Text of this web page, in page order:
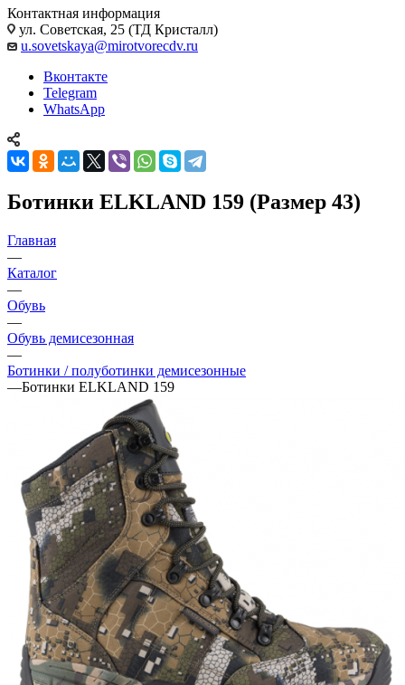
Контактная информация
ул. Советская, 25 (ТД Кристалл)
u.sovetskaya@mirotvorecdv.ru
Вконтакте
Telegram
WhatsApp
Ботинки ELKLAND 159 (Размер 43)
Главная
—
Каталог
—
Обувь
—
Обувь демисезонная
—
Ботинки / полуботинки демисезонные
—Ботинки ELKLAND 159